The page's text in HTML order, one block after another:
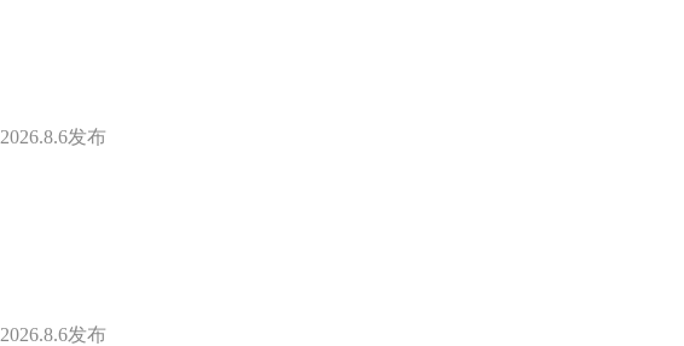
2026.8.6发布
2026.8.6发布